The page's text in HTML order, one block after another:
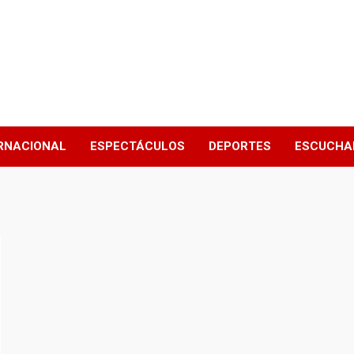
ESPECTÁCULOS DEPORTES